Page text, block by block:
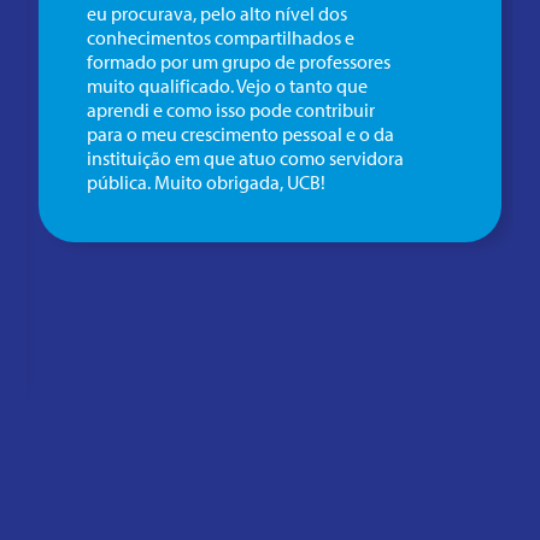
eu procurava, pelo alto nível dos
conhecimentos compartilhados e
formado por um grupo de professores
muito qualificado. Vejo o tanto que
aprendi e como isso pode contribuir
para o meu crescimento pessoal e o da
instituição em que atuo como servidora
pública. Muito obrigada, UCB!